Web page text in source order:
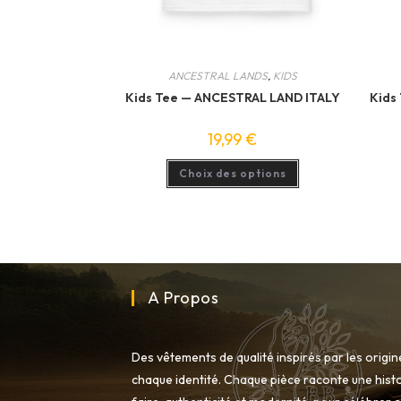
ANCESTRAL LANDS, KIDS
Kids Tee — ANCESTRAL LAND ITALY
19,99€
Choix des options
Ce
a
être
la
page
du
produit
Kids
A Propos
Des vêtements de qualité inspirés par les
chaque identité. Chaque pièce raconte une